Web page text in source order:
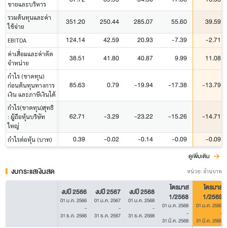
ขายและบริหาร
รวมต้นทุนและค่า
ใช้จ่าย
351.20 250.44 285.07 55.60 39.59
EBITDA 124.14 42.59 20.93 -7.39 -2.71
ค่าเสื่อมและค่าตัด
จำหน่าย
38.51 41.80 40.87 9.99 11.08
กำไร (ขาดทุน)
ก่อนต้นทุนทางการ
เงิน และภาษีเงินได้
85.63 0.79 -19.94 -17.38 -13.79
กำไร(ขาดทุน)สุทธิ
: ผู้ถือหุ้นบริษัท
ใหญ่
62.71 -3.29 -23.22 -15.26 -14.71
กำไรต่อหุ้น (บาท) 0.39 -0.02 -0.14 -0.09 -0.09
ดูเพิ่มเติม
งบกระแสเงินสด หน่วย: ล้านบาท
งบปี 2566
01 ม.ค. 2566
-
31 ธ.ค. 2566
งบปี 2567
01 ม.ค. 2567
-
31 ธ.ค. 2567
งบปี 2568
01 ม.ค. 2568
-
31 ธ.ค. 2568
ไตรมาส
1/2568
01 ม.ค. 2568
-
31 มี.ค. 2568
ไตรมาส
1/2569
01 ม.ค. 2569
-
31 มี.ค. 2569